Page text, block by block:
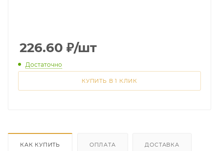
226.60 ₽/шт
Достаточно
КУПИТЬ В 1 КЛИК
КАК КУПИТЬ ОПЛАТА ДОСТАВКА